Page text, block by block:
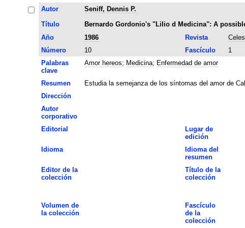
Autor
Seniff, Dennis P.
Título
Bernardo Gordonio's "LiIio d Medicina": A
Año
1986 Revista
Número
10 Fascículo 1
Palabras
clave
Amor hereos; Medicina; Enfermedad de amor
Resumen
Estudia la semejanza de los síntomas del amor de
Dirección
Autor
corporativo
Editorial
Lugar de
edición
Idioma
Idioma del
resumen
Editor de la
colección
Título de la
colección
Volumen de
la colección
Fascículo
de la
colección